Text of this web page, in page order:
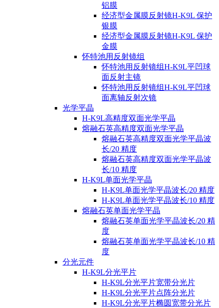
铝膜
经济型金属膜反射镜H-K9L 保护
银膜
经济型金属膜反射镜H-K9L 保护
金膜
怀特池用反射镜组
怀特池用反射镜组H-K9L平凹球
面反射主镜
怀特池用反射镜组H-K9L平凹球
面离轴反射次镜
光学平晶
H-K9L高精度双面光学平晶
熔融石英高精度双面光学平晶
熔融石英高精度双面光学平晶波
长/20 精度
熔融石英高精度双面光学平晶波
长/10 精度
H-K9L单面光学平晶
H-K9L单面光学平晶波长/20 精度
H-K9L单面光学平晶波长/10 精度
熔融石英单面光学平晶
熔融石英单面光学平晶波长/20 精
度
熔融石英单面光学平晶波长/10 精
度
分光元件
H-K9L分光平片
H-K9L分光平片宽带分光片
H-K9L分光平片点阵分光片
H-K9L分光平片椭圆宽带分光片